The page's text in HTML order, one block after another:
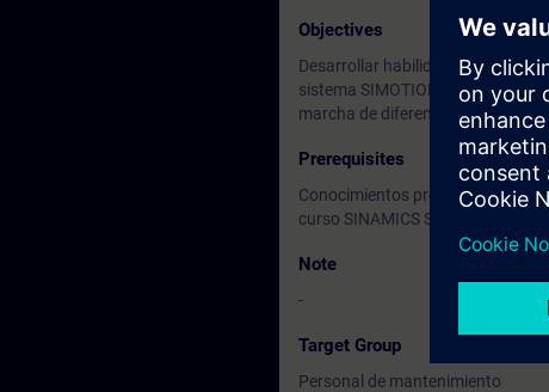
Objectives
Desarrollar habilidades para el
sistema SIMOTION, así como
marcha de diferentes
Prerequisites
Conocimientos previos sobre
curso SINAMICS S120 [DR-S12-
Note
-
Target Group
Personal de mantenimiento